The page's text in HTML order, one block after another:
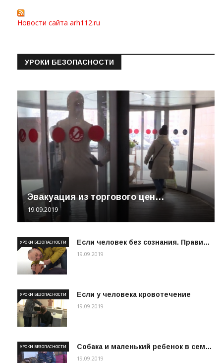
Новости сайта arh112.ru
УРОКИ БЕЗОПАСНОСТИ
Эвакуация из торгового цен…
19.09.2019
Если человек без сознания. Прави…
УРОКИ БЕЗОПАСНОСТИ
19.09.2019
Если у человека кровотечение
УРОКИ БЕЗОПАСНОСТИ
19.09.2019
Собака и маленький ребенок в сем…
УРОКИ БЕЗОПАСНОСТИ
19.09.2019